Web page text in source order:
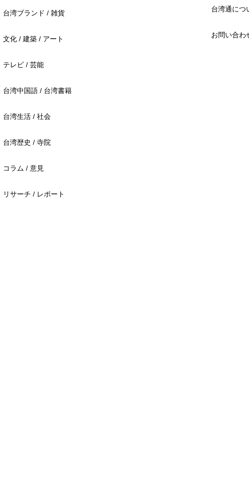
台湾ブランド / 雑貨
文化 / 建築 / アート
テレビ / 芸能
台湾中国語 / 台湾書籍
台湾生活 / 社会
台湾歴史 / 寺院
コラム / 意見
リサーチ / レポート
台湾通につ
お問い合わ